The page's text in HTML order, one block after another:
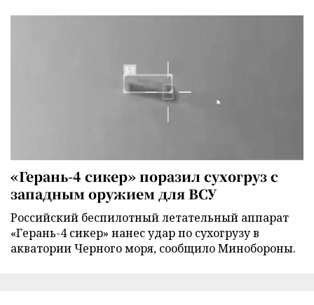
«Герань-4 сикер» поразил сухогруз с
западным оружием для ВСУ
Российский беспилотный летательный аппарат
«Герань-4 сикер» нанес удар по сухогрузу в
акватории Черного моря, сообщило Минобороны.